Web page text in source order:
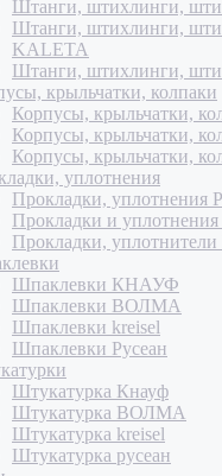
Штанги, штихлинги,
Штанги, штихлинги,
KALETA
Штанги, штихлинги,
крыльчатки, колпаки
Корпусы, крыльчатки,
Корпусы, крыльчатки,
Корпусы, крыльчатки,
уплотнения
Прокладки, уплотнения
Прокладки и
Прокладки,
Шпаклевки КНАУФ
Шпаклевки ВОЛМА
Шпаклевки kreisel
Шпаклевки Русеан
Штукатурка Кнауф
Штукатурка ВОЛМА
Штукатурка kreisel
Штукатурка русеан